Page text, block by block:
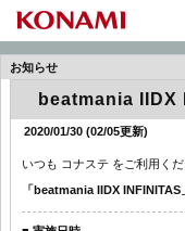
お知らせ
beatmania IIDX
2020/01/30 (02/05更新)
いつも コナステ をご利用く
「beatmania IIDX INFINITAS